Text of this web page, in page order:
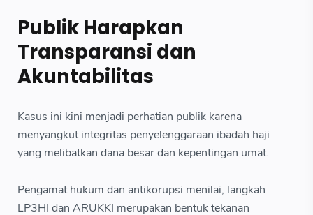
Publik Harapkan
Transparansi dan
Akuntabilitas
Kasus ini kini menjadi perhatian publik karena
menyangkut integritas penyelenggaraan ibadah haji
yang melibatkan dana besar dan kepentingan umat.
Pengamat hukum dan antikorupsi menilai, langkah
LP3HI dan ARUKKI merupakan bentuk tekanan